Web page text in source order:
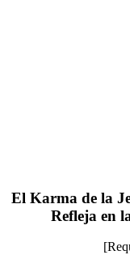
El Karma de la
Refleja en